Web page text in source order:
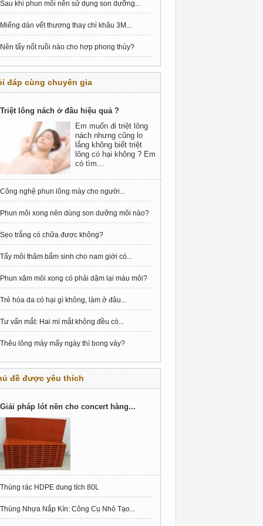
Sau khi phun môi nên sử dụng son dưỡng...
Miếng dán vết thương thay chỉ khâu 3M...
Nên tẩy nốt ruồi nào cho hợp phong thủy?
đáp cùng chuyên gia
Triệt lông nách ở đâu hiệu quả ?
Em muốn đi triệt lông
nách nhưng cũng lo
lắng không biết triệt
lông có hại không ? Em
có tìm...
Công nghệ phun lông mày cho người...
Phun môi xong nên dùng son dưỡng môi nào?
Sẹo trắng có chữa được không?
Tẩy môi thâm bẩm sinh cho nam giới có...
Phun xăm môi xong có phải dặm lại màu môi?
Trẻ hóa da có hại gì không, làm ở đâu...
Tư vấn mắt: Hai mí mắt không đều có...
Thêu lông mày mấy ngày thì bong vảy?
đề được yêu thích
Giải pháp lót nền cho concert hàng...
Thùng rác HDPE dung tích 80L
Thùng Nhựa Nắp Kín: Công Cụ Nhỏ Tạo...